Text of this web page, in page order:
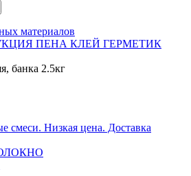
материалов
ПЕНА КЛЕЙ ГЕРМЕТИК
банка 2.5кг
смеси. Низкая цена. Доставка